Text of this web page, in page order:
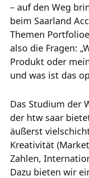
– auf den Weg
beim Saarland
Themen
also die Fragen:
Produkt oder
und was ist das
Das Studium der
der htw saar
äußerst
Kreativität
Zahlen,
Dazu bieten wir